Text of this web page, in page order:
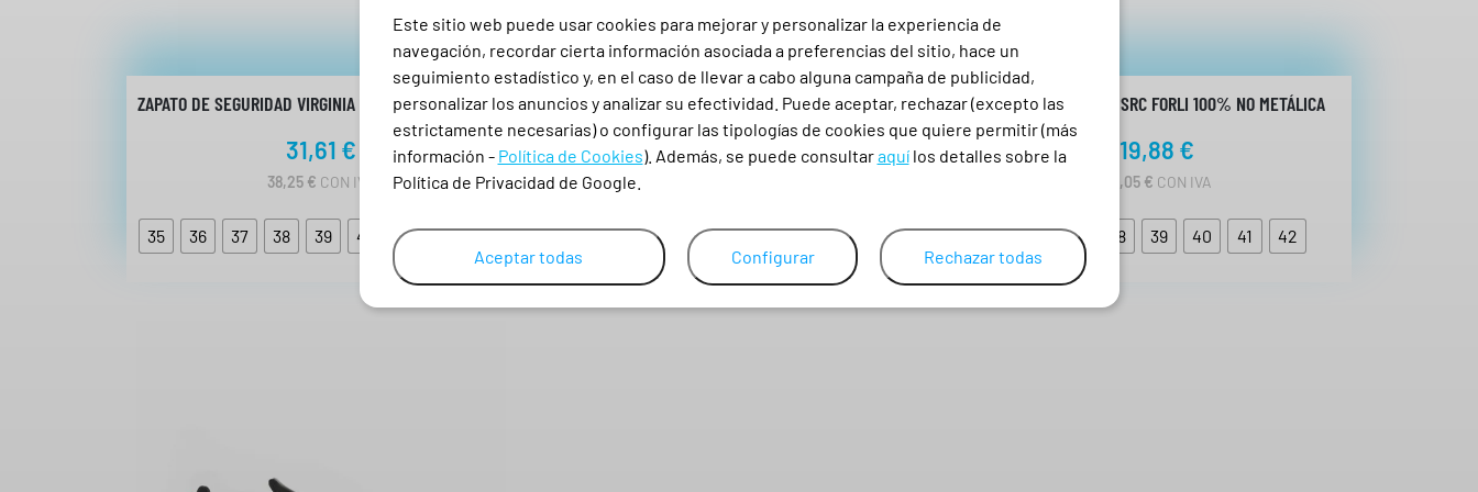
I
L
Á
N
-
L
L
I
ZAPATO DE SEGURIDAD VIRGINIA S1P CI SRC ESD FORLI
31,61 €
38,25 € CON IVA
35 36 37 38 39 40 41 42
ZAPATO DE SEGURIDAD ATLANTA S3 CI SRC ESD FORLI
30,10€
35 36 37 38 39 40 41
BOTA MICHIGAN S3 SRC FORLI 100% NO METÁLICA
19,88 €
24,05 € CON IVA
35 36 37 38 39 40 41 42
Este sitio web puede usar cookies para mejorar y personalizar la experiencia de
navegación, recordar cierta información asociada a preferencias del sitio, hace un
seguimiento estadístico y, en el caso de llevar a cabo alguna campaña de publicidad,
personalizar los anuncios y analizar su efectividad. Puede aceptar, rechazar (excepto las
estrictamente necesarias) o configurar las tipologías de cookies que quiere permitir (más
información - Política de Cookies). Además, se puede consultaraquílos detalles sobre la
Política de Privacidad de Google.
Aceptar todas Configurar Rechazar todas